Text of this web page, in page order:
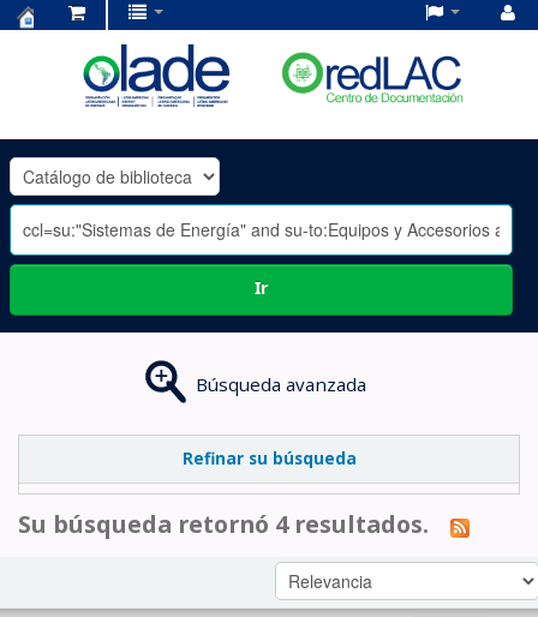
OLADE
-
Ir
Búsqueda avanzada
Refinar su búsqueda
Su búsqueda retornó 4 resultados.